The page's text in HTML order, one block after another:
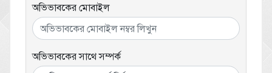
অভিভাবকের মোবাইল
অভিভাবকের সাথে সম্পর্ক